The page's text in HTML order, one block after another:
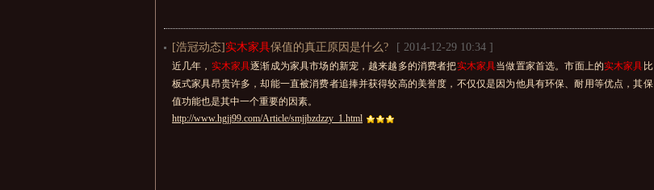
[浩冠动态] 实木家具保值的真正原因是什么? [ 2014-12-29 10:34 ]
近几年， 实木家具逐渐成为家具市场的新宠，越来越多的消费者把实木家具当做置家首选。市面上的实木家具 比
板式家具昂贵许多，却能一直被消费者追捧并获得较高的美誉度，不仅仅是因为他具有环保、耐用等优点，其保
值功能也是其中一个重要的因素。
http://www.hgjj99.com/Article/smjjbzdzzy_1.html